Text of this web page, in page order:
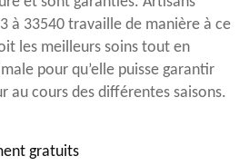
à 33540 travaille de manière à ce
les meilleurs soins tout en
pour qu’elle puisse garantir
au cours des différentes saisons.
gratuits